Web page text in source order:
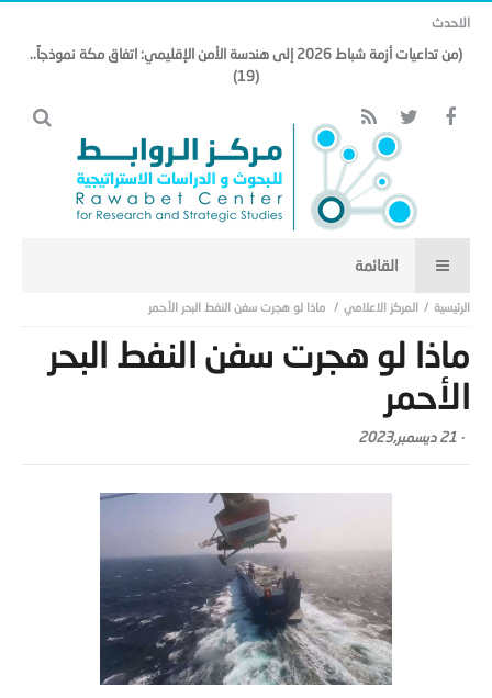
الاحدث
(من تداعيات أزمة شباط 2026 إلى هندسة الأمن الإقليمي: اتفاق مكة نموذجاً..
(19)
المركز الاعلامي ماذا لو هجرت سفن النفط البحر الأحمر
ماذا لو هجرت سفن النفط البحر
الأحمر
- 21 ديسمبر,2023